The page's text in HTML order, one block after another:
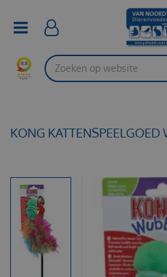
KONG KATTENSPEELGOED